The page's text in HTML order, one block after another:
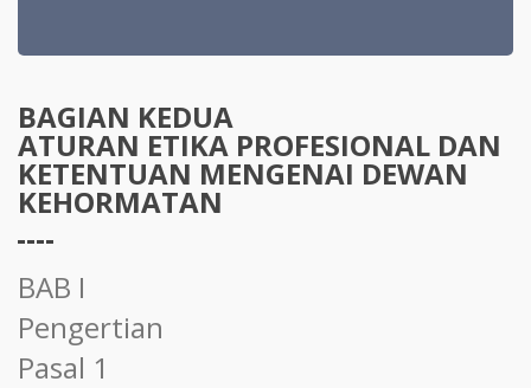
BAGIAN KEDUA
ATURAN ETIKA PROFESIONAL DAN
KETENTUAN MENGENAI DEWAN
KEHORMATAN
BAB I
Pengertian
Pasal 1